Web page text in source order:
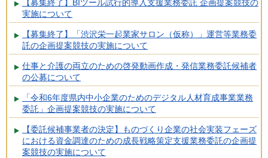
【募集終了】BIツール試行的導入支援業務委託 企画提案競技の
実施について
【募集終了】「渋沢栄一起業家サロン（仮称）」運営等業務委
託の企画提案競技の実施について
仕事と介護の両立のための啓発動画作成・発信業務委託候補者
の公募について
「令和6年度県内中小企業のためのデジタル人材育成事業業務
委託」企画提案競技の実施について
【委託候補事業者の決定】ものづくり企業の社会実装フェーズ
における資金調達のための成長戦略策定支援業務委託の企画提
案競技の実施について